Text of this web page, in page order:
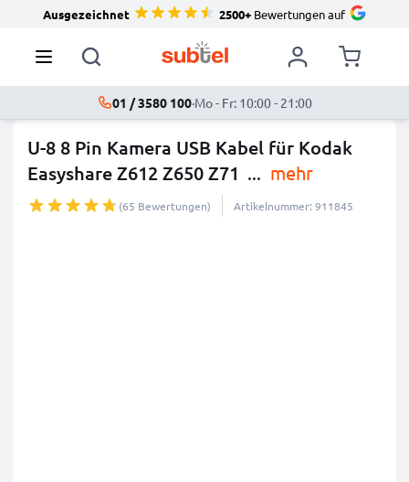
Ausgezeichnet 2500+Bewertungen auf
01 / 3580 100·Mo - Fr: 10:00 - 21:00
U-8 8 Pin Kamera USB Kabel für Kodak
Easyshare Z612 Z650 Z71 ... mehr
(65 Bewertungen) Artikelnummer: 911845